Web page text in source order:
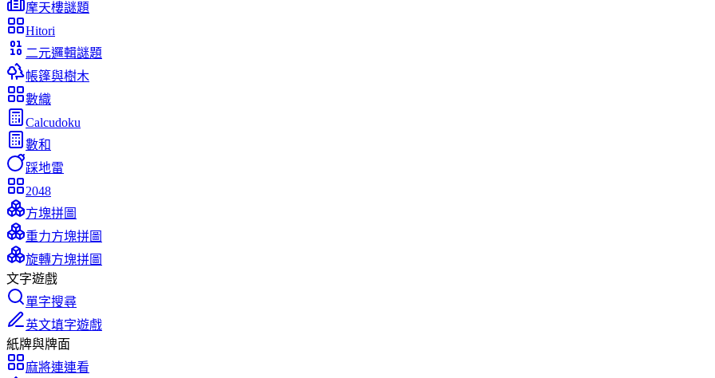
摩天樓謎題
Hitori
二元邏輯謎題
帳篷與樹木
數織
Calcudoku
數和
踩地雷
2048
方塊拼圖
重力方塊拼圖
旋轉方塊拼圖
文字遊戲
單字搜尋
英文填字遊戲
紙牌與牌面
麻將連連看